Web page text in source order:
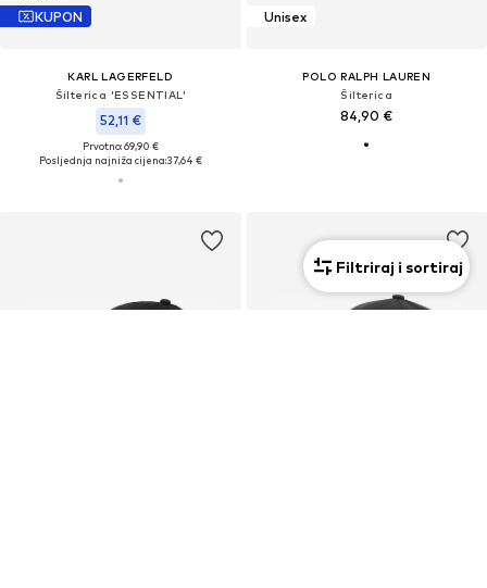
KUPON
KARL LAGERFELD
Šilterica 'ESSENTIAL'
52,11 €
Prvotno: 69,90 €
Posljednja najniža cijena:37,64 €
Unisex
POLO RALPH LAUREN
Šilterica
84,90 €
Filtriraj i sortiraj